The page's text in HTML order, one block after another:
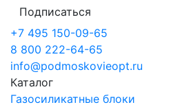
Подписаться
+7 495 150-09-65
8 800 222-64-65
info@podmoskovieopt.ru
Каталог
Газосиликатные блоки